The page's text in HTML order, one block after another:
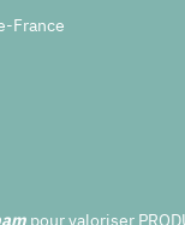
France
pour valoriser